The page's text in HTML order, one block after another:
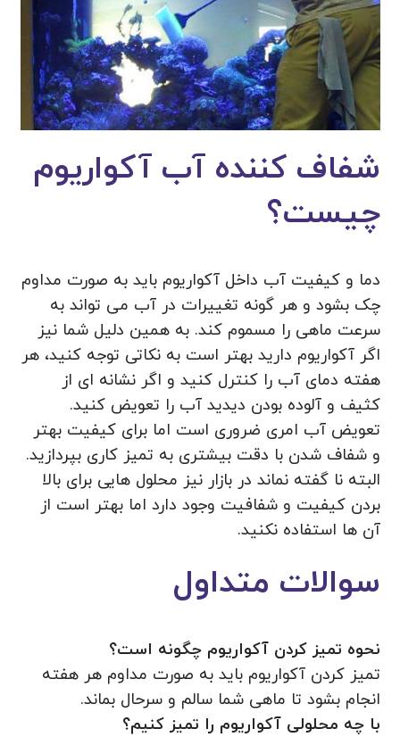
شفاف کننده آب آکواریوم
چیست؟
دما و کیفیت آب داخل آکواریوم باید به صورت مداوم
چک بشود و هر گونه تغییرات در آب می تواند به
سرعت ماهی را مسموم کند. به همین دلیل شما نیز
اگر آکواریوم دارید بهتر است به نکاتی توجه کنید، هر
هفته دمای آب را کنترل کنید و اگر نشانه ای از
کثیف و آلوده بودن دیدید آب را تعویض کنید.
تعویض آب امری ضروری است اما برای کیفیت بهتر
و شفاف شدن با دقت بیشتری به تمیز کاری بپردازید.
البته نا گفته نماند در بازار نیز محلول هایی برای بالا
بردن کیفیت و شفافیت وجود دارد اما بهتر است از
آن ها استفاده نکنید.
سوالات متداول
نحوه تمیز کردن آکواریوم چگونه است؟
تمیز کردن آکواریوم باید به صورت مداوم هر هفته
انجام بشود تا ماهی شما سالم و سرحال بماند.
با‌ چه محلولی آکواریوم را تمیز کنیم؟